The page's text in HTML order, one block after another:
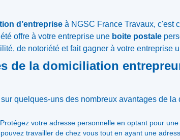
d’entreprise à NGSC France Travaux, c'est
offre à votre entreprise une boite postale
de notoriété et fait gagner à votre entreprise
de la domiciliation
quelques-uns des nombreux avantages de
votre adresse personnelle en optant pour
travailler de chez vous tout en ayant une